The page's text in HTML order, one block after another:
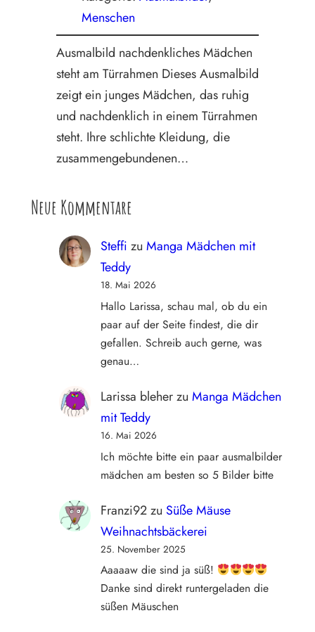
Menschen
Ausmalbild nachdenkliches Mädchen
steht am Türrahmen Dieses Ausmalbild
zeigt ein junges Mädchen, das ruhig
und nachdenklich in einem Türrahmen
steht. Ihre schlichte Kleidung, die
zusammengebundenen…
Neue Kommentare
Steffi zu Manga Mädchen mit
Teddy
18. Mai 2026
Hallo Larissa, schau mal, ob du ein
paar auf der Seite findest, die dir
gefallen. Schreib auch gerne, was
genau…
Larissa bleherzu Manga Mädchen
mit Teddy
16. Mai 2026
Ich möchte bitte ein paar ausmalbilder
mädchen am besten so 5 Bilder bitte
Franzi92zu Süße Mäuse
Weihnachtsbäckerei
25. November 2025
Aaaaaw die sind ja süß!
Danke sind direkt runtergeladen die
süßen Mäuschen